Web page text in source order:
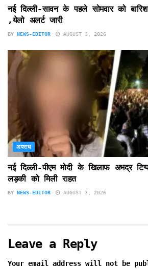
नई दिल्ली-सावन के पहले सोमवार को
,येलो अलर्ट जारी
BY NEWS-EDITOR AUGUST 3, 2026
अपराध
नई दिल्ली-पीएम मोदी के खिलाफ अभद्र
लड़की को मिली राहत
BY NEWS-EDITOR AUGUST 3, 2026
Leave a Reply
Your email address will not be